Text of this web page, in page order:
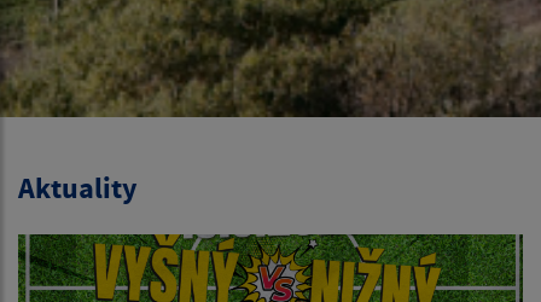
Aktuality